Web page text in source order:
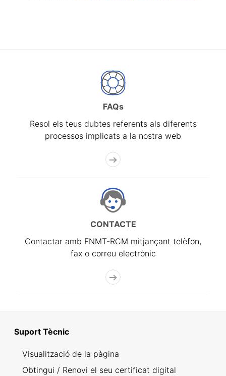
FAQs
Resol els teus dubtes referents als diferents
processos implicats a la nostra web
CONTACTE
Contactar amb FNMT-RCM mitjançant telèfon,
fax o correu electrònic
Suport Tècnic
Visualització de la pàgina
Obtingui / Renovi el seu certificat digital